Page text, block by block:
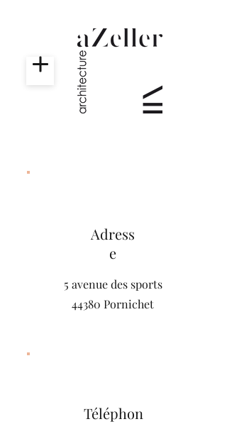
Adress
e
5 avenue des sports
44380 Pornichet
Téléphon